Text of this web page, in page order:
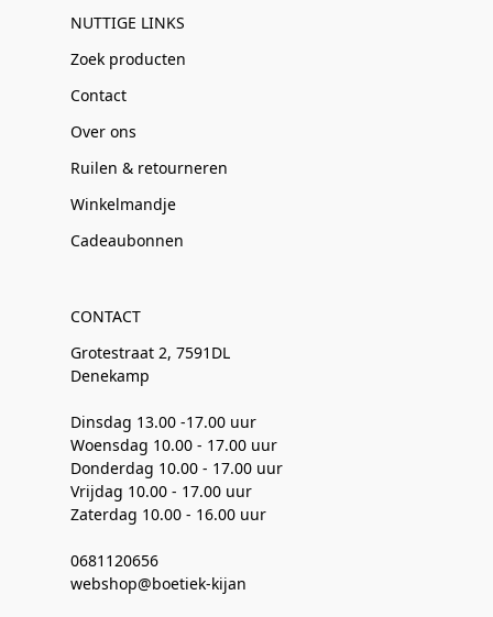
NUTTIGE LINKS
Zoek producten
Contact
Over ons
Ruilen & retourneren
Winkelmandje
Cadeaubonnen
CONTACT
Grotestraat 2, 7591DL
Denekamp
Dinsdag 13.00 -17.00 uur
Woensdag 10.00 - 17.00 uur
Donderdag 10.00 - 17.00 uur
Vrijdag 10.00 - 17.00 uur
Zaterdag 10.00 - 16.00 uur
0681120656
webshop@boetiek-kijan